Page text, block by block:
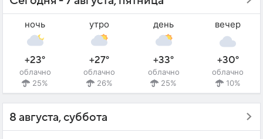
ночь
+23°
облачно
25%
утро
+27°
облачно
26%
день
+33°
облачно
25%
вечер
+30°
облачно
10%
8 августа, суббота